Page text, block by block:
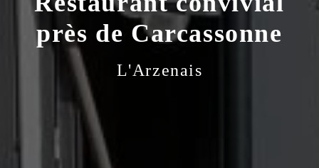
près de Carcassonne
L'Arzenais